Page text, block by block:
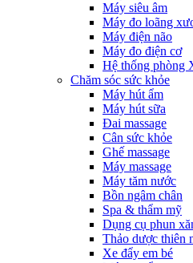
Máy siêu âm
Máy đo loãng
Máy điện não
Máy đo điện cơ
Hệ thống phòng
Chăm sóc sức khỏe
Máy hút ẩm
Máy hút sữa
Đai massage
Cân sức khỏe
Ghế massage
Máy massage
Máy tăm nước
Bồn ngâm chân
Spa & thẩm mỹ
Dụng cụ phun
Thảo dược thiên
Xe đẩy em bé